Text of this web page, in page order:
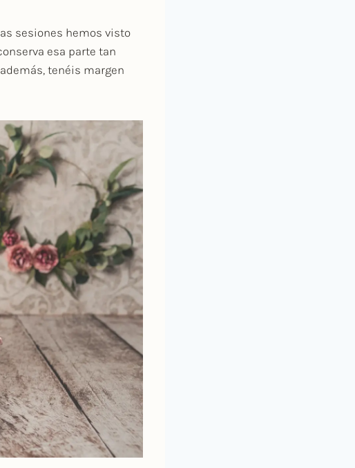
sesiones hemos visto
esa parte tan
tenéis margen